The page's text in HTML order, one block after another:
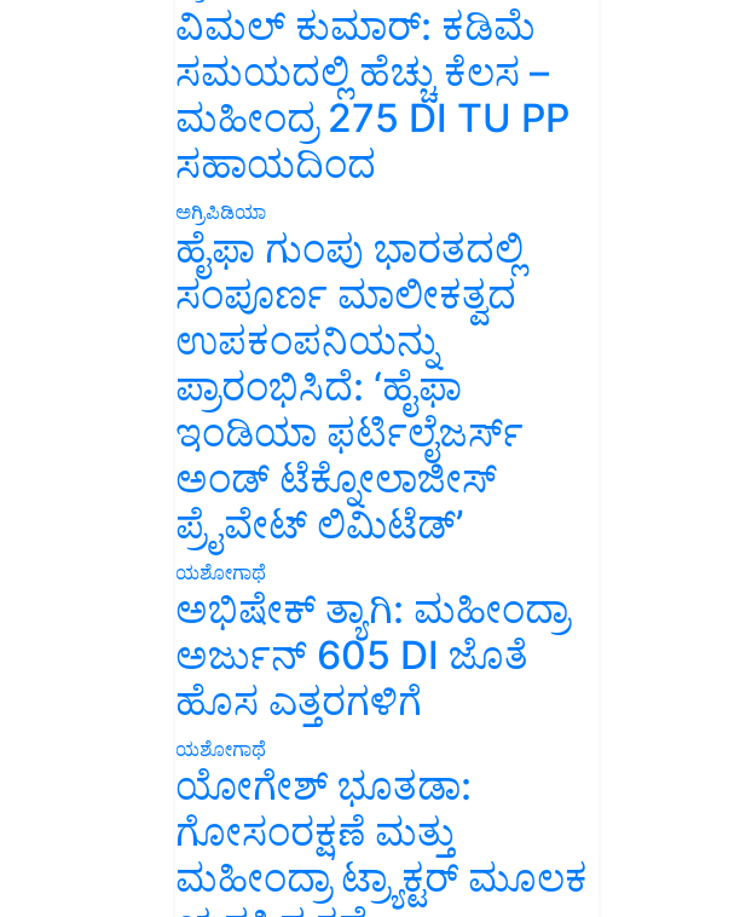
ವಿಮಲ್ ಕುಮಾರ್: ಕಡಿಮೆ
ಸಮಯದಲ್ಲಿ ಹೆಚ್ಚು ಕೆಲಸ –
ಮಹೀಂದ್ರ 275 DI TU PP
ಸಹಾಯದಿಂದ
ಅಗ್ರಿಪಿಡಿಯಾ
ಹೈಫಾ ಗುಂಪು ಭಾರತದಲ್ಲಿ
ಸಂಪೂರ್ಣ ಮಾಲೀಕತ್ವದ
ಉಪಕಂಪನಿಯನ್ನು
ಪ್ರಾರಂಭಿಸಿದೆ: ‘ಹೈಫಾ
ಇಂಡಿಯಾ ಫರ್ಟಿಲೈಜರ್ಸ್
ಅಂಡ್ ಟೆಕ್ನೋಲಾಜೀಸ್
ಪ್ರೈವೇಟ್ ಲಿಮಿಟೆಡ್’
ಯಶೋಗಾಥೆ
ಅಭಿಷೇಕ್ ತ್ಯಾಗಿ: ಮಹೀಂದ್ರಾ
ಅರ್ಜುನ್ 605 DI ಜೊತೆ
ಹೊಸ ಎತ್ತರಗಳಿಗೆ
ಯಶೋಗಾಥೆ
ಯೋಗೇಶ್ ಭೂತಡಾ:
ಗೋಸಂರಕ್ಷಣೆ ಮತ್ತು
ಮಹೀಂದ್ರಾ ಟ್ರ್ಯಾಕ್ಟರ್ ಮೂಲಕ